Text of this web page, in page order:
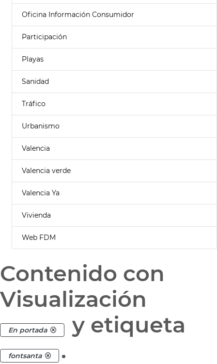
Oficina Información Consumidor
Participación
Playas
Sanidad
Tráfico
Urbanismo
Valencia
Valencia verde
Valencia Ya
Vivienda
Web FDM
Contenido con
Visualización
En portada y etiqueta
fontsanta .